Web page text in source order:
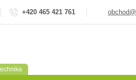
+420 465 421 761